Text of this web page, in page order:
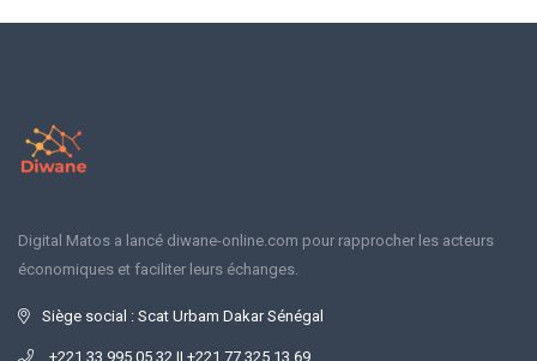
Digital Matos a lancé diwane-online.com pour rapprocher les acteurs
économiques et faciliter leurs échanges.
Siège social : Scat Urbam Dakar Sénégal
+221 33 995 05 32 || +221 77 325 13 69